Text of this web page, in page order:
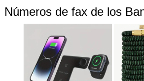
Números de fax de los